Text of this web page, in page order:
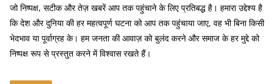
o
k
जो निष्पक्ष, सटीक और तेज़ खबरें आप तक पहुंचाने के लिए प्रतिबद्ध है। हमारा उद्देश्य है
कि देश और दुनिया की हर महत्वपूर्ण घटना को आप तक पहुंचाया जाए, वह भी बिना किसी
भेदभाव या पूर्वाग्रह के। हम जनता की आवाज़ को बुलंद करने और समाज के हर मुद्दे को
निष्पक्ष रूप से प्रस्तुत करने में विश्वास रखते हैं।